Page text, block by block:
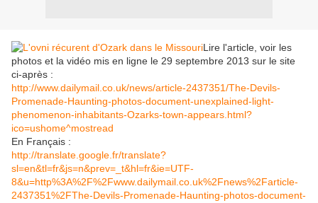
Lire l'article, voir les
photos et la vidéo mis en ligne le 29 septembre 2013 sur le site
ci-après :
http://www.dailymail.co.uk/news/article-2437351/The-Devils-
Promenade-Haunting-photos-document-unexplained-light-
phenomenon-inhabitants-Ozarks-town-appears.html?
ico=ushome^mostread
En Français :
http://translate.google.fr/translate?
sl=en&tl=fr&js=n&prev=_t&hl=fr&ie=UTF-
8&u=http%3A%2F%2Fwww.dailymail.co.uk%2Fnews%2Farticle-
2437351%2FThe-Devils-Promenade-Haunting-photos-document-